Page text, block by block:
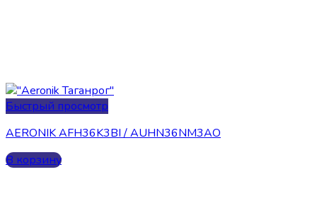
Быстрый просмотр
AERONIK AFH36K3BI / AUHN36NM3AO
В корзину